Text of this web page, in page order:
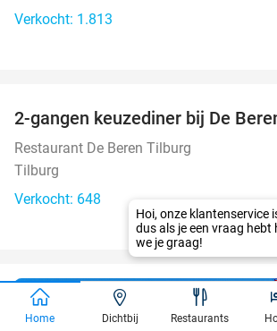
Verkocht: 1.813
2-gangen keuzediner bij De
Restaurant De Beren Tilburg
Tilburg
Verkocht: 648
Home Dichtbij Restaurants